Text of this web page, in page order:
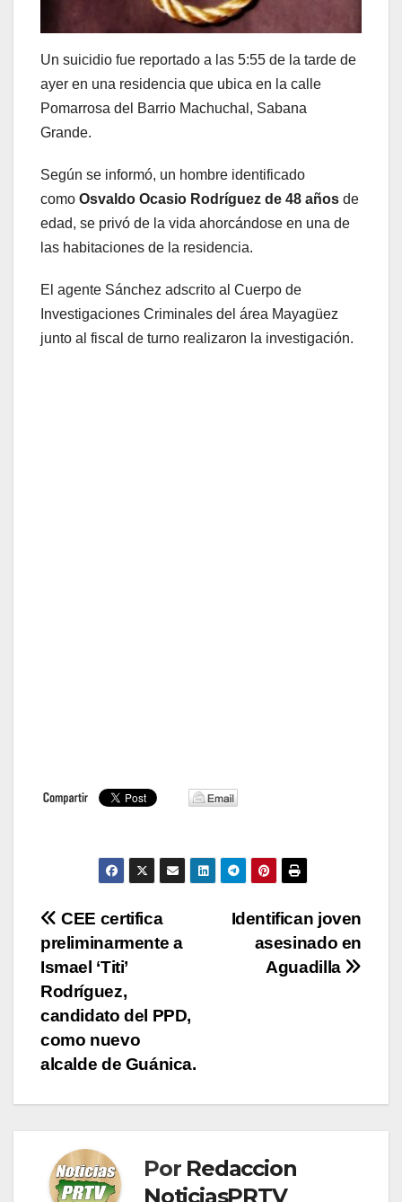
Un suicidio fue reportado a las 5:55 de la tarde de
ayer en una residencia que ubica en la calle
Pomarrosa del Barrio Machuchal, Sabana
Grande.
Según se informó, un hombre identificado
como Osvaldo Ocasio Rodríguez de 48 años de
edad, se privó de la vida ahorcándose en una de
las habitaciones de la residencia.
El agente Sánchez adscrito al Cuerpo de
Investigaciones Criminales del área Mayagüez
junto al fiscal de turno realizaron la investigación.
Navegación
de
entradas
Identifican joven
asesinado en
Aguadilla
CEE certifica
preliminarmente a
Ismael ‘Titi’
Rodríguez,
candidato del PPD,
como nuevo
alcalde de Guánica.
Por Redaccion
NoticiasPRTV